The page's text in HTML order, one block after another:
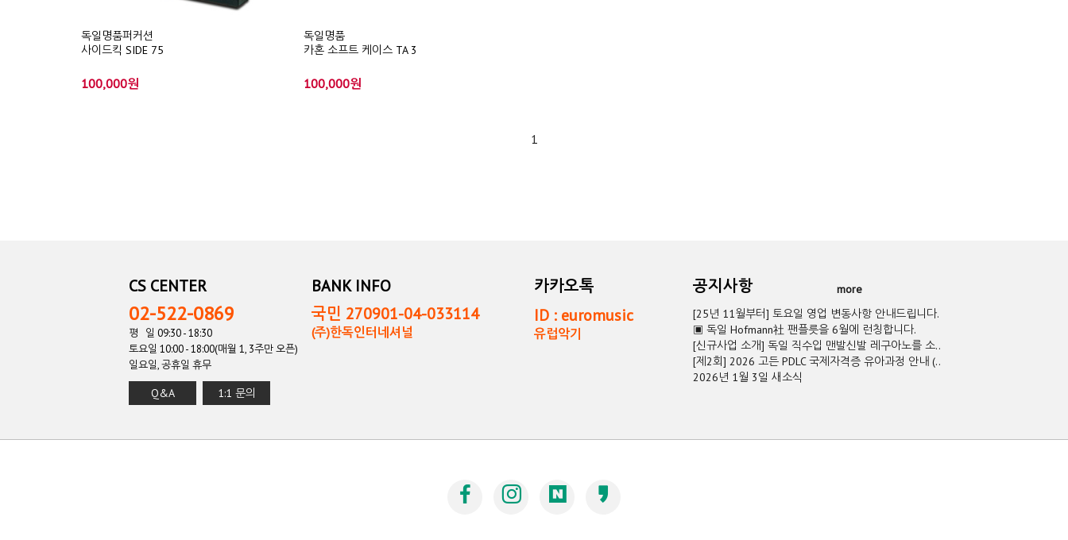
독일명품퍼커션
사이드킥 SIDE 75
100,000원
독일명품
카혼 소프트 케이스 TA 3
100,000원
1
CS CENTER
02-522-0869
평 일 09:30 - 18:30
토요일 10:00 - 18:00(매월 1, 3주만 오픈)
일요일, 공휴일 휴무
Q&A 1:1 문의
BANK INFO
국민 270901-04-033114
(주)한독인터네셔널
카카오톡
ID : euromusic
유럽악기
공지사항
more
[25년 11월부터] 토요일 영업 변동사항 안내드립니다.
▣ 독일 Hofmann社 팬플릇을 6월에 런칭합니다.
[신규사업 소개] 독일 직수입 맨발신발 레구아노를 소..
[제2회] 2026 고든 PDLC 국제자격증 유아과정 안내 (..
2026년 1월 3일 새소식